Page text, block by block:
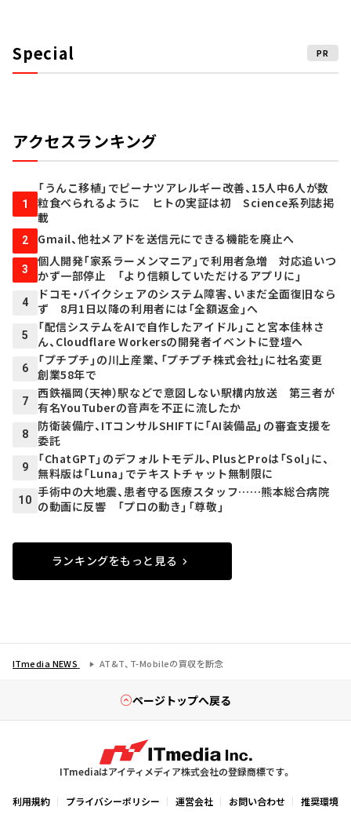
Special PR
アクセスランキング
1
「うんこ移植」でピーナツアレルギー改善、15人中6人が数
粒食べられるように ヒトの実証は初 Science系列誌掲
載
2 Gmail、他社メアドを送信元にできる機能を廃止へ
3
個人開発「家系ラーメンマニア」で利用者急増 対応追いつ
かず一部停止 「より信頼していただけるアプリに」
4
ドコモ・バイクシェアのシステム障害、いまだ全面復旧なら
ず 8月1日以降の利用者には「全額返金」へ
5
「配信システムをAIで自作したアイドル」こと宮本佳林さ
ん、Cloudflare Workersの開発者イベントに登壇へ
6
「プチプチ」の川上産業、「プチプチ株式会社」に社名変更
創業58年で
7
西鉄福岡（天神）駅などで意図しない駅構内放送 第三者が
有名YouTuberの音声を不正に流したか
8
防衛装備庁、ITコンサルSHIFTに「AI装備品」の審査支援を
委託
9
「ChatGPT」のデフォルトモデル、PlusとProは「Sol」に、
無料版は「Luna」でテキストチャット無制限に
10
手術中の大地震、患者守る医療スタッフ……熊本総合病院
の動画に反響 「プロの動き」「尊敬」
ランキングをもっと見る
ITmedia NEWS AT&T、T-Mobileの買収を断念
ページトップへ戻る
ITmediaはアイティメディア株式会社の登録商標です。
利用規約 プライバシーポリシー 運営会社 お問い合わせ 推奨環境